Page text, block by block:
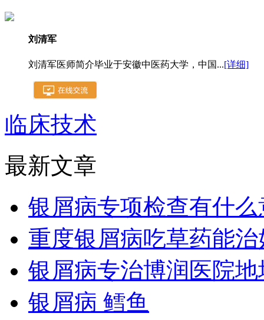
刘清军
刘清军医师简介毕业于安徽中医药大学，中国...[详细]
临床技术
最新文章
银屑病专项检查有什么
重度银屑病吃草药能治
银屑病专治博润医院地
银屑病 鳕鱼